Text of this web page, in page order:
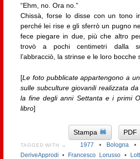
“Ehm, no. Ora no.”
Chissà, forse lo disse con un tono
perché lei rise e gli sferrò un pugno
fece piegare in due, più che altro
trovò a pochi centimetri dalla
l’abbracciò, la strinse e le loro bocche
[Le foto pubblicate appartengono a
sulle subculture giovanili realizzata
la fine degli anni Settanta e i primi
libro]
Stampa PDF
TAGGED WITH → 1977 • Bologna •
DeriveApprodi • Francesco Lorusso •